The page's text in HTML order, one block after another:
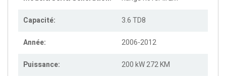
Capacité: 3.6 TD8
Année: 2006-2012
Puissance: 200 kW 272 KM